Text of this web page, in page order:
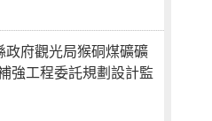
政府觀光局猴硐煤礦礦
強工程委託規劃設計監